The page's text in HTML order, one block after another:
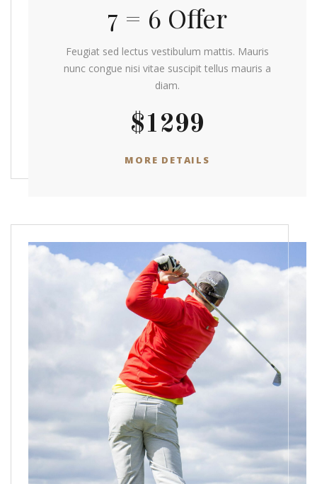
7 = 6 Offer
Feugiat sed lectus vestibulum mattis. Mauris
nunc congue nisi vitae suscipit tellus mauris a
diam.
$1299
MORE DETAILS